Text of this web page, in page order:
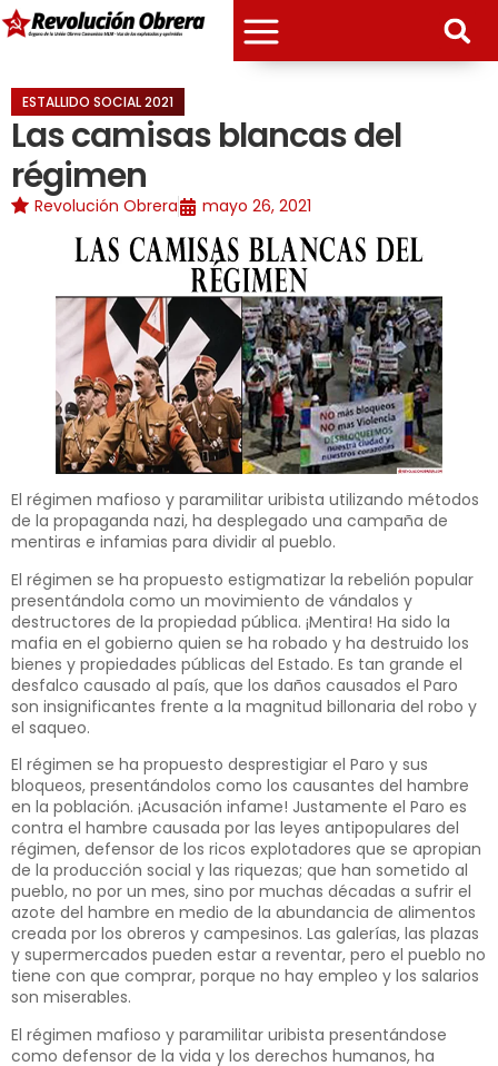
ESTALLIDO SOCIAL 2021
Las camisas blancas del
régimen
Revolución Obrera mayo 26, 2021
El régimen mafioso y paramilitar uribista utilizando métodos
de la propaganda nazi, ha desplegado una campaña de
mentiras e infamias para dividir al pueblo.
El régimen se ha propuesto estigmatizar la rebelión popular
presentándola como un movimiento de vándalos y
destructores de la propiedad pública. ¡Mentira! Ha sido la
mafia en el gobierno quien se ha robado y ha destruido los
bienes y propiedades públicas del Estado. Es tan grande el
desfalco causado al país, que los daños causados el Paro
son insignificantes frente a la magnitud billonaria del robo y
el saqueo.
El régimen se ha propuesto desprestigiar el Paro y sus
bloqueos, presentándolos como los causantes del hambre
en la población. ¡Acusación infame! Justamente el Paro es
contra el hambre causada por las leyes antipopulares del
régimen, defensor de los ricos explotadores que se apropian
de la producción social y las riquezas; que han sometido al
pueblo, no por un mes, sino por muchas décadas a sufrir el
azote del hambre en medio de la abundancia de alimentos
creada por los obreros y campesinos. Las galerías, las plazas
y supermercados pueden estar a reventar, pero el pueblo no
tiene con que comprar, porque no hay empleo y los salarios
son miserables.
El régimen mafioso y paramilitar uribista presentándose
como defensor de la vida y los derechos humanos, ha